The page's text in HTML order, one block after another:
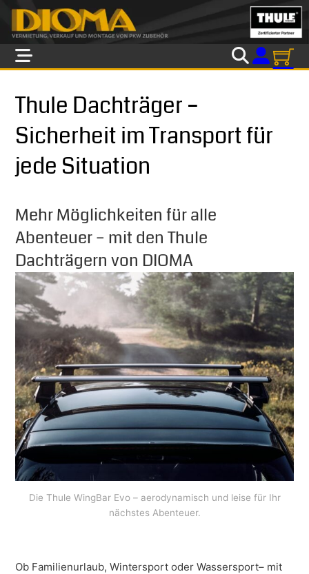
Skip to main content
Skip to footer
Thule Dachträger –
Sicherheit im Transport für
jede Situation
Mehr Möglichkeiten für alle
Abenteuer – mit den Thule
Dachträgern von DIOMA
Die Thule WingBar Evo – aerodynamisch und leise für Ihr
nächstes Abenteuer.
Ob Familienurlaub, Wintersport oder Wassersport– mit